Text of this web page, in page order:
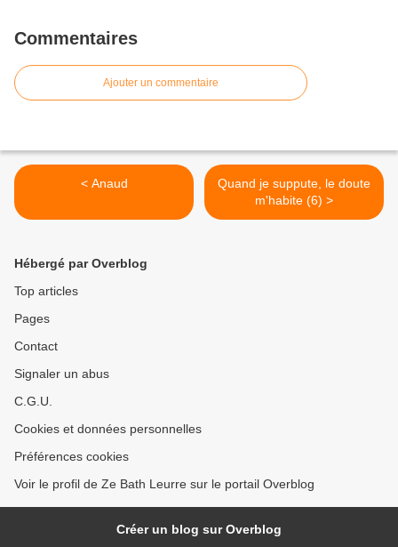
Commentaires
Ajouter un commentaire
< Anaud
Quand je suppute, le doute
m'habite (6) >
Hébergé par Overblog
Top articles
Pages
Contact
Signaler un abus
C.G.U.
Cookies et données personnelles
Préférences cookies
Voir le profil de Ze Bath Leurre sur le portail Overblog
Créer un blog sur Overblog